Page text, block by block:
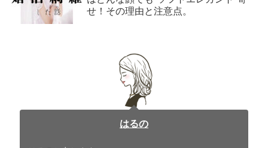
せ！その理由と注意点。
はるの